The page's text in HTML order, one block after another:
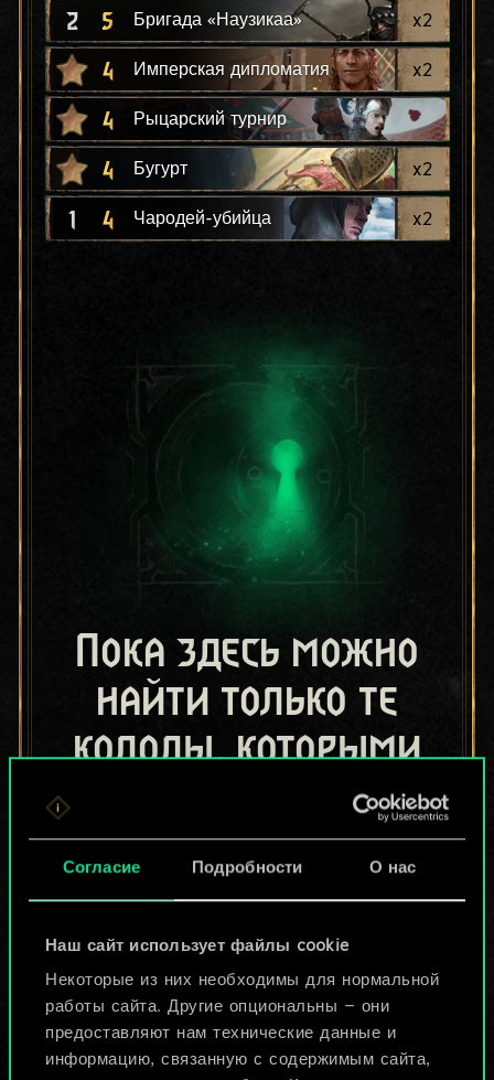
Согласие Подробности О нас
Наш сайт использует файлы cookie
Некоторые из них необходимы для нормальной
работы сайта. Другие опциональны — они
предоставляют нам технические данные и
информацию, связанную с содержимым сайта,
2 5 Бригада «Наузикаа» x2
4 Имперская дипломатия x2
4 Рыцарский турнир
4 Бугурт x2
1 4 Чародей-убийца x2
Пока здесь можно
найти только те
колоды, которыми
поделились другие
игроки.
Но их может быть
больше!